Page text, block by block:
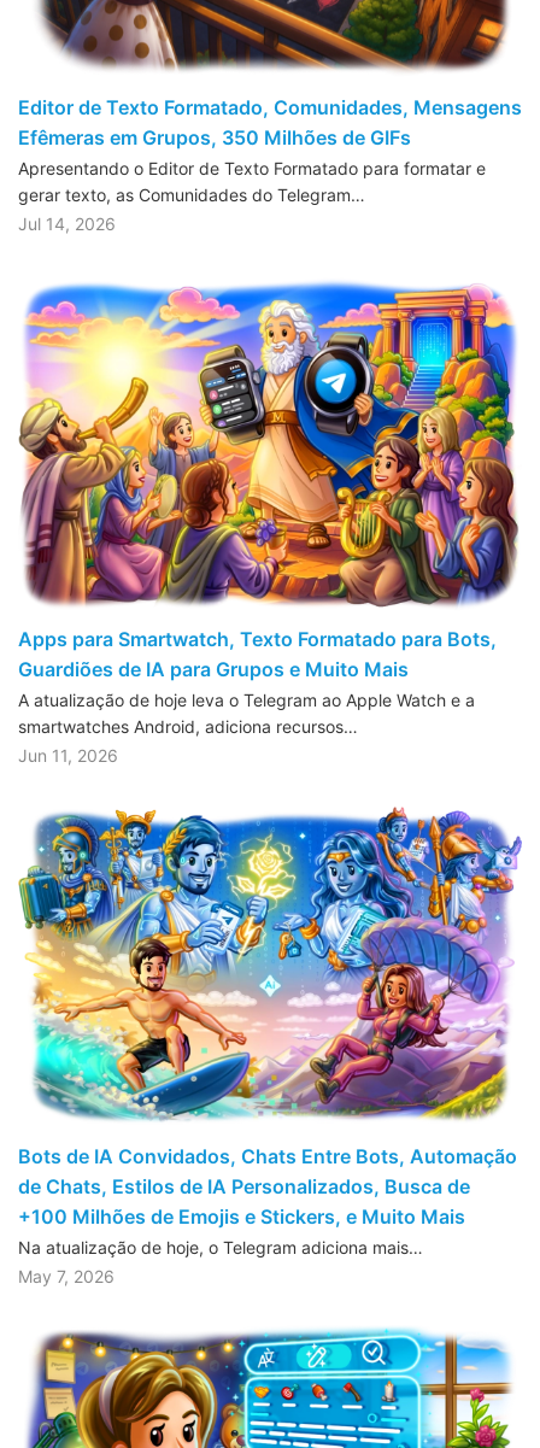
Editor de Texto Formatado, Comunidades, Mensagens
Efêmeras em Grupos, 350 Milhões de GIFs
Apresentando o Editor de Texto Formatado para formatar e
gerar texto, as Comunidades do Telegram…
Jul 14, 2026
Apps para Smartwatch, Texto Formatado para Bots,
Guardiões de IA para Grupos e Muito Mais
A atualização de hoje leva o Telegram ao Apple Watch e a
smartwatches Android, adiciona recursos…
Jun 11, 2026
Bots de IA Convidados, Chats Entre Bots, Automação
de Chats, Estilos de IA Personalizados, Busca de
+100 Milhões de Emojis e Stickers, e Muito Mais
Na atualização de hoje, o Telegram adiciona mais…
May 7, 2026